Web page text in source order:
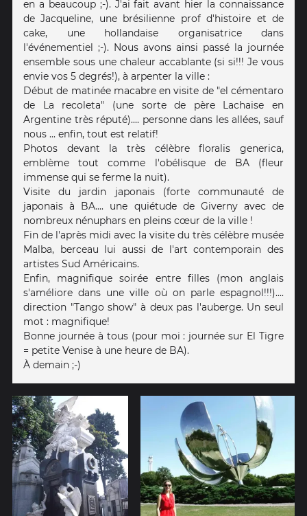
en a beaucoup ;-). J'ai fait avant hier la connaissance
de Jacqueline, une brésilienne prof d'histoire et de
cake, une hollandaise organisatrice dans
l'événementiel ;-). Nous avons ainsi passé la journée
ensemble sous une chaleur accablante (si si!!! Je vous
envie vos 5 degrés!), à arpenter la ville :
Début de matinée macabre en visite de "el cémentaro
de La recoleta" (une sorte de père Lachaise en
Argentine très réputé).... personne dans les allées, sauf
nous ... enfin, tout est relatif!
Photos devant la très célèbre floralis generica,
emblème tout comme l'obélisque de BA (fleur
immense qui se ferme la nuit).
Visite du jardin japonais (forte communauté de
japonais à BA.... une quiétude de Giverny avec de
nombreux nénuphars en pleins cœur de la ville !
Fin de l'après midi avec la visite du très célèbre musée
Malba, berceau lui aussi de l'art contemporain des
artistes Sud Américains.
Enfin, magnifique soirée entre filles (mon anglais
s'améliore dans une ville où on parle espagnol!!!)....
direction "Tango show" à deux pas l'auberge. Un seul
mot : magnifique!
Bonne journée à tous (pour moi : journée sur El Tigre
= petite Venise à une heure de BA).
À demain ;-)